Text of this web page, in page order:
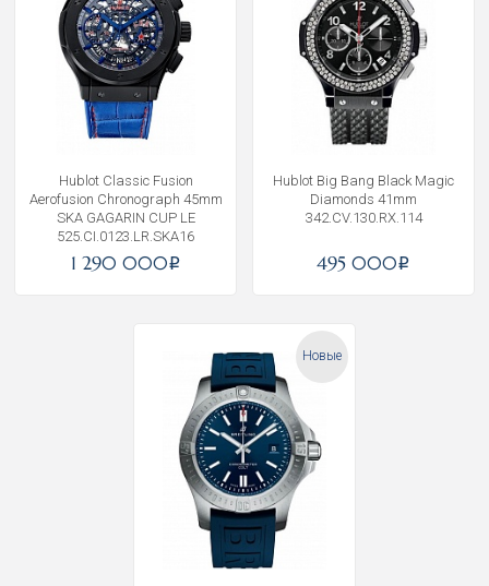
Hublot Classic Fusion
Aerofusion Chronograph 45mm
SKA GAGARIN CUP LE
525.CI.0123.LR.SKA16
1 290 000i
Hublot Big Bang Black Magic
Diamonds 41mm
342.CV.130.RX.114
495 000i
Новые
Получать на почту